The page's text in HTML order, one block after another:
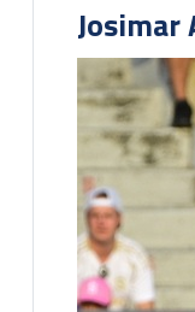
Josimar